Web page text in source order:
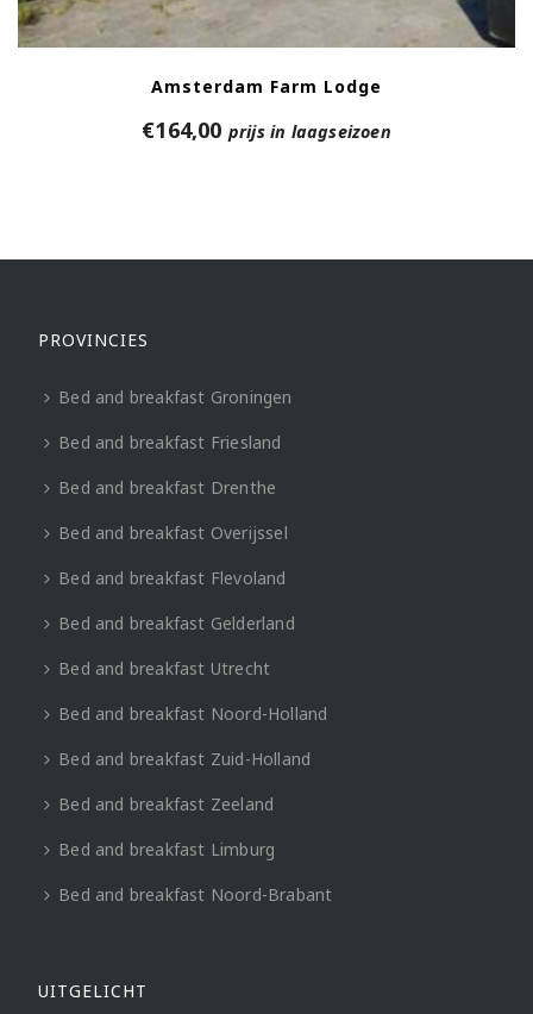
Amsterdam Farm Lodge
€164,00 prijs in laagseizoen
PROVINCIES
Bed and breakfast Groningen
Bed and breakfast Friesland
Bed and breakfast Drenthe
Bed and breakfast Overijssel
Bed and breakfast Flevoland
Bed and breakfast Gelderland
Bed and breakfast Utrecht
Bed and breakfast Noord-Holland
Bed and breakfast Zuid-Holland
Bed and breakfast Zeeland
Bed and breakfast Limburg
Bed and breakfast Noord-Brabant
UITGELICHT